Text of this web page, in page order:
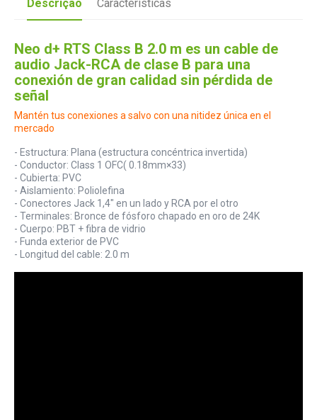
Descrição Características
Neo d+ RTS Class B 2.0 m es un cable de
audio Jack-RCA de clase B para una
conexión de gran calidad sin pérdida de
señal
Mantén tus conexiones a salvo con una nitidez única en el
mercado
- Estructura: Plana (estructura concéntrica invertida)
- Conductor: Class 1 OFC( 0.18mm×33)
- Cubierta: PVC
- Aislamiento: Poliolefina
- Conectores Jack 1,4" en un lado y RCA por el otro
- Terminales: Bronce de fósforo chapado en oro de 24K
- Cuerpo: PBT + fibra de vidrio
- Funda exterior de PVC
- Longitud del cable: 2.0 m